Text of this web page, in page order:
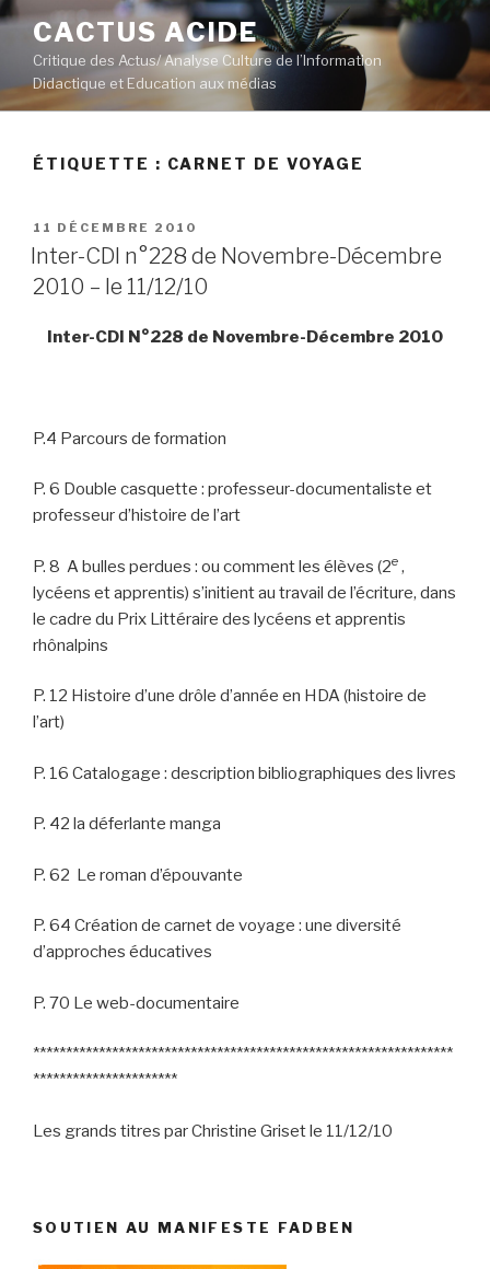
Aller
contenu
principal
CACTUS ACIDE
Critique des Actus/ Analyse Culture de l’Information
Didactique et Education aux médias
ÉTIQUETTE : CARNET DE VOYAGE
PUBLIÉ
LE
11 DÉCEMBRE 2010
Inter-CDI n°228 de Novembre-Décembre
2010 – le 11/12/10
Inter-CDI N°228 de Novembre-Décembre 2010
P.4 Parcours de formation
P. 6 Double casquette : professeur-documentaliste et
professeur d’histoire de l’art
P. 8 A bulles perdues : ou comment les élèves (2e ,
lycéens et apprentis) s’initient au travail de l’écriture, dans
le cadre du Prix Littéraire des lycéens et apprentis
rhônalpins
P. 12 Histoire d’une drôle d’année en HDA (histoire de
l’art)
P. 16 Catalogage : description bibliographiques des livres
P. 42 la déferlante manga
P. 62 Le roman d’épouvante
P. 64 Création de carnet de voyage : une diversité
d’approches éducatives
P. 70 Le web-documentaire
****************************************************************
**********************
Les grands titres par Christine Griset le 11/12/10
SOUTIEN AU MANIFESTE FADBEN